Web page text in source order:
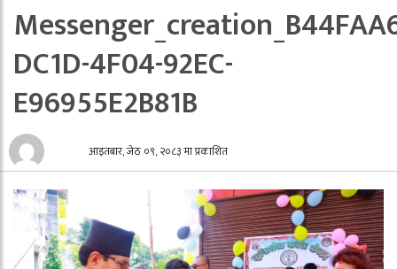
DC1D-4F04-92EC-
E96955E2B81B
आइतबार, जेठ ०९, २०८३ मा प्रकाशित